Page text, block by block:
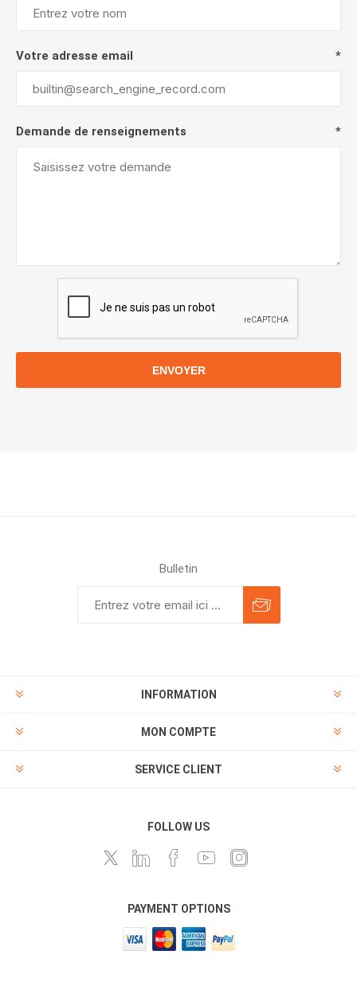
Votre adresse email *
Demande de renseignements *
ENVOYER
Bulletin
INFORMATION
MON COMPTE
SERVICE CLIENT
FOLLOW US
PAYMENT OPTIONS